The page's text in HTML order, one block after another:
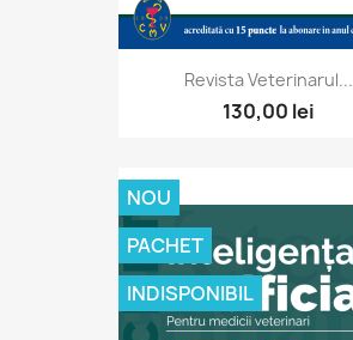
Revista Veterinarul...
130,00 lei
NOU
PACHET
INDISPONIBIL